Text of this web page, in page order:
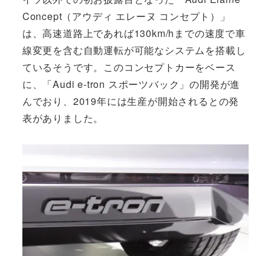
Concept（アウディ エレーヌ コンセプト）」
は、高速道路上であれば130km/hまでの速度で車
線変更を含む自動運転が可能なシステムを搭載し
ているそうです。このコンセプトカーをベース
に、「Audi e-tron スポーツバック」の開発が進
んでおり、2019年には生産が開始されるとの発
表がありました。